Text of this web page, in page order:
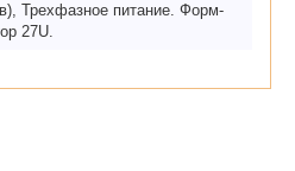
Трехфазное питание. Форм-
27U.